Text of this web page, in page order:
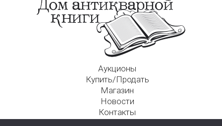
Аукционы
Купить/Продать
Магазин
Новости
Контакты